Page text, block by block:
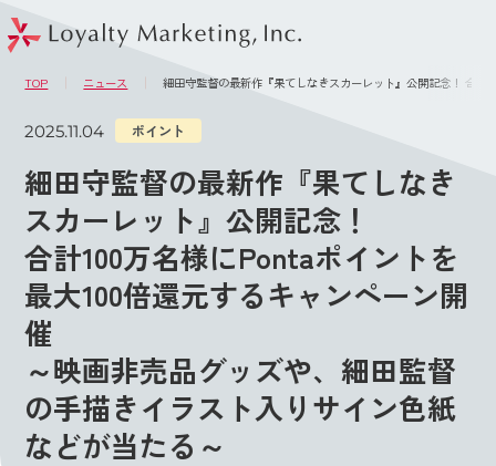
TOP ニュース 細田守監督の最新作『果てしなきスカーレット』公開記念！ 合計
2025.11.04 ポイント
細田守監督の最新作『果てしなき
スカーレット』公開記念！
合計100万名様にPontaポイントを
最大100倍還元するキャンペーン開
催
～映画非売品グッズや、細田監督
の手描きイラスト入りサイン色紙
などが当たる～